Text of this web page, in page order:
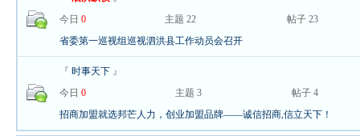
今日 0 主题 22
帖子 23
省委第一巡视组巡视泗洪县工作动员会召开
『 时事天下 』
今日 0 主题 3
帖子 4
招商加盟就选邦芒人力，创业加盟品牌——诚信招商,信立天下！